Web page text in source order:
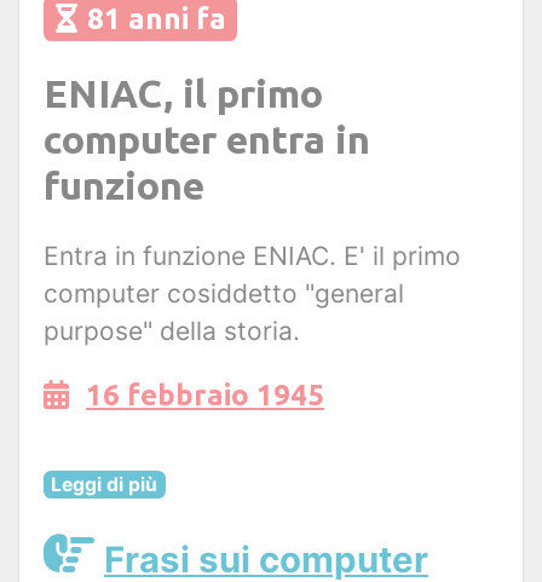
81 anni fa
ENIAC, il primo
computer entra in
funzione
Entra in funzione ENIAC. E' il primo
computer cosiddetto "general
purpose" della storia.
16 febbraio 1945
Leggi di più
Frasi sui computer